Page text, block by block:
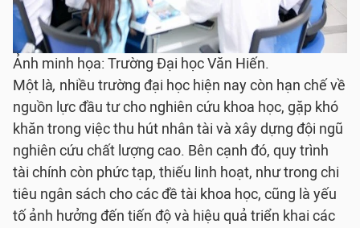
Ảnh minh họa: Trường Đại học Văn Hiến.
Một là, nhiều trường đại học hiện nay còn hạn chế về
nguồn lực đầu tư cho nghiên cứu khoa học, gặp khó
khăn trong việc thu hút nhân tài và xây dựng đội ngũ
nghiên cứu chất lượng cao. Bên cạnh đó, quy trình
tài chính còn phức tạp, thiếu linh hoạt, như trong chi
tiêu ngân sách cho các đề tài khoa học, cũng là yếu
tố ảnh hưởng đến tiến độ và hiệu quả triển khai các